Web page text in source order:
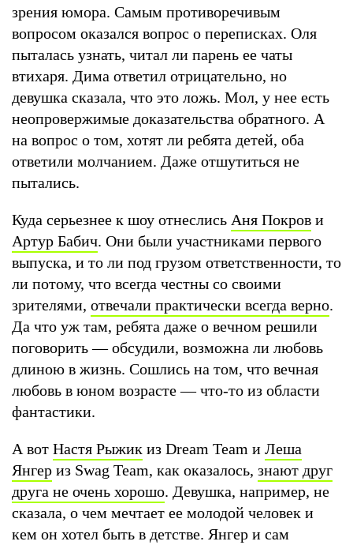
зрения юмора. Самым противоречивым
вопросом оказался вопрос о переписках. Оля
пыталась узнать, читал ли парень ее чаты
втихаря. Дима ответил отрицательно, но
девушка сказала, что это ложь. Мол, у нее есть
неопровержимые доказательства обратного. А
на вопрос о том, хотят ли ребята детей, оба
ответили молчанием. Даже отшутиться не
пытались.
Куда серьезнее к шоу отнеслись Аня Покров и
Артур Бабич. Они были участниками первого
выпуска, и то ли под грузом ответственности, то
ли потому, что всегда честны со своими
зрителями, отвечали практически всегда верно.
Да что уж там, ребята даже о вечном решили
поговорить — обсудили, возможна ли любовь
длиною в жизнь. Сошлись на том, что вечная
любовь в юном возрасте — что-то из области
фантастики.
А вот Настя Рыжик из Dream Team и Леша
Янгер из Swag Team, как оказалось, знают друг
друга не очень хорошо. Девушка, например, не
сказала, о чем мечтает ее молодой человек и
кем он хотел быть в детстве. Янгер и сам